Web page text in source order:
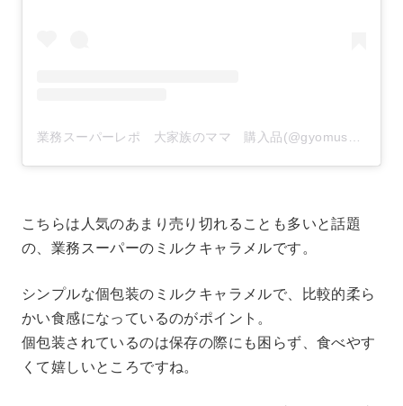
業務スーパーレポ 大家族のママ 購入品(@gyomusuper_love)がシェアした投稿
こちらは人気のあまり売り切れることも多いと話題
の、業務スーパーのミルクキャラメルです。
シンプルな個包装のミルクキャラメルで、比較的柔ら
かい食感になっているのがポイント。
個包装されているのは保存の際にも困らず、食べやす
くて嬉しいところですね。